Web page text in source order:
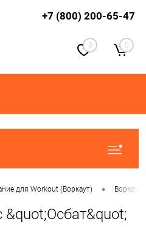
+7 (800) 200-65-47
0 0
для Workout (Воркаут) • Воркаут
&quot;Осбат&quot;